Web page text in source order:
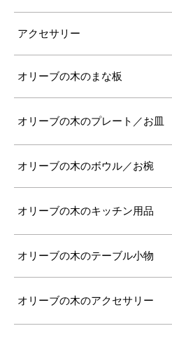
アクセサリー
オリーブの木のまな板
オリーブの木のプレート／お皿
オリーブの木のボウル／お椀
オリーブの木のキッチン用品
オリーブの木のテーブル小物
オリーブの木のアクセサリー